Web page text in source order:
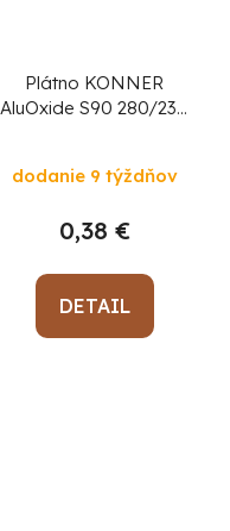
Plátno KONNER
AluOxide S90 280/230
dodanie 9 týždňov
0,38 €
DETAIL